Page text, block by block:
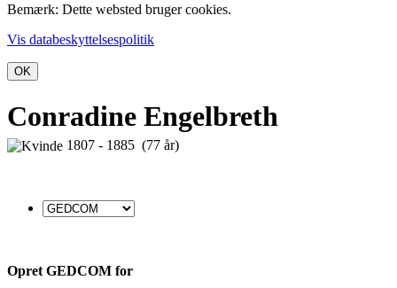
Bemærk: Dette websted bruger cookies.
Vis databeskyttelsespolitik
OK
Conradine Engelbreth
1807 - 1885 (77 år)
Opret GEDCOM for